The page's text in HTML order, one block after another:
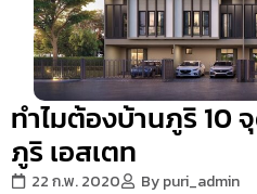
ทำไมต้องบ้านภูริ 10
ภูริ เอสเตท
22 ก.พ. 2020 Bypuri_admin